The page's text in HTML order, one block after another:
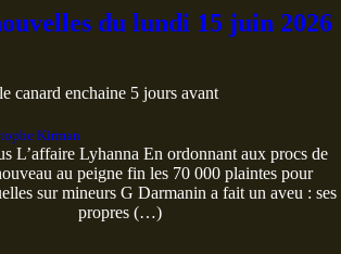
du lundi 15 juin 2026
canard enchaine 5 jours avant
Kirman
L’affaire Lyhanna En ordonnant aux procs de
au peigne fin les 70 000 plaintes pour
sur mineurs G Darmanin a fait un aveu : ses
propres (…)